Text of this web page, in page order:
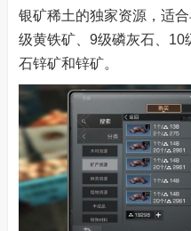
银矿稀土的独家资源，适
级黄铁矿、9级磷灰石、
石锌矿和锌矿。